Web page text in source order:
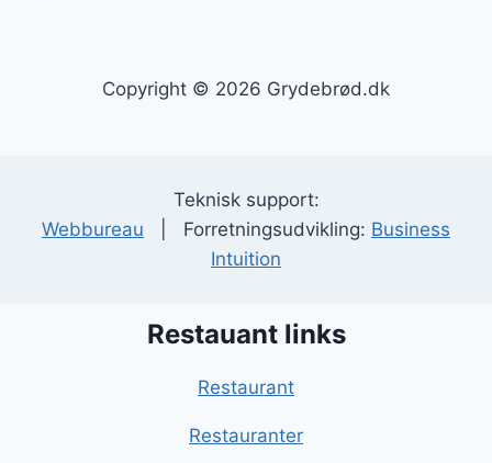
Copyright © 2026 Grydebrød.dk
Teknisk support:
Webbureau | Forretningsudvikling: Business
Intuition
Restauant links
Restaurant
Restauranter